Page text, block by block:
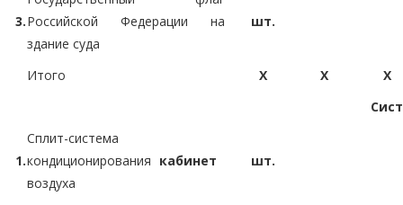
3.Российской Федерации на
здание суда
шт.
Итого X X
X
1.
Сплит-система
кондиционирования
воздуха
кабинет шт.